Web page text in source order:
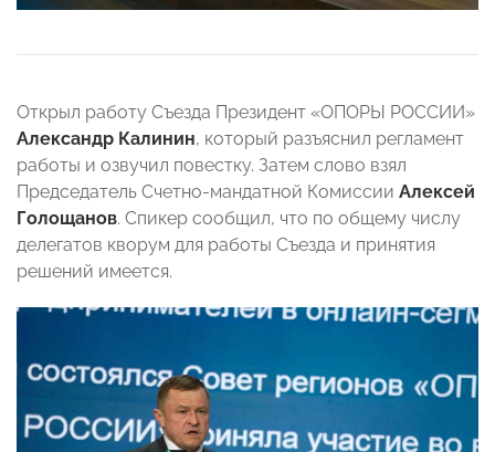
Открыл работу Съезда Президент «ОПОРЫ РОССИИ»
Александр Калинин, который разъяснил регламент
работы и озвучил повестку. Затем слово взял
Председатель Счетно-мандатной Комиссии Алексей
Голощанов. Спикер сообщил, что по общему числу
делегатов кворум для работы Съезда и принятия
решений имеется.